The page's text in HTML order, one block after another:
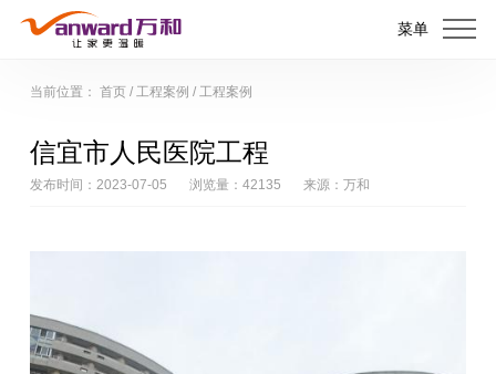
菜单
当前位置： 首页/ 工程案例 / 工程案例
信宜市人民医院工程
发布时间：2023-07-05 浏览量：42135 来源：万和